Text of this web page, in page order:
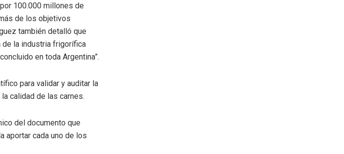
100.000 millones de
de los objetivos
también detalló que
de la industria frigorífica
en toda Argentina”.
para validar y auditar la
calidad de las carnes.
del documento que
aportar cada uno de los